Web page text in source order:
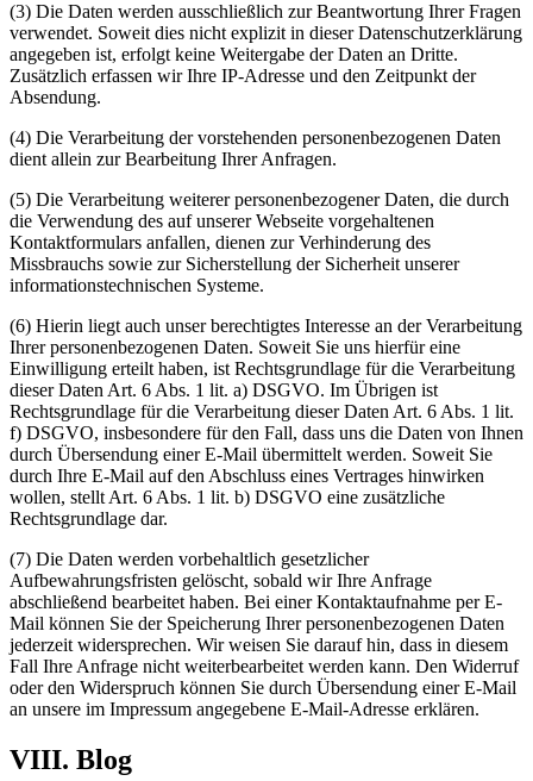
(3) Die Daten werden ausschließlich zur Beantwortung Ihrer Fragen
verwendet. Soweit dies nicht explizit in dieser Datenschutzerklärung
angegeben ist, erfolgt keine Weitergabe der Daten an Dritte.
Zusätzlich erfassen wir Ihre IP-Adresse und den Zeitpunkt der
Absendung.
(4) Die Verarbeitung der vorstehenden personenbezogenen Daten
dient allein zur Bearbeitung Ihrer Anfragen.
(5) Die Verarbeitung weiterer personenbezogener Daten, die durch
die Verwendung des auf unserer Webseite vorgehaltenen
Kontaktformulars anfallen, dienen zur Verhinderung des
Missbrauchs sowie zur Sicherstellung der Sicherheit unserer
informationstechnischen Systeme.
(6) Hierin liegt auch unser berechtigtes Interesse an der Verarbeitung
Ihrer personenbezogenen Daten. Soweit Sie uns hierfür eine
Einwilligung erteilt haben, ist Rechtsgrundlage für die Verarbeitung
dieser Daten Art. 6 Abs. 1 lit. a) DSGVO. Im Übrigen ist
Rechtsgrundlage für die Verarbeitung dieser Daten Art. 6 Abs. 1 lit.
f) DSGVO, insbesondere für den Fall, dass uns die Daten von Ihnen
durch Übersendung einer E-Mail übermittelt werden. Soweit Sie
durch Ihre E-Mail auf den Abschluss eines Vertrages hinwirken
wollen, stellt Art. 6 Abs. 1 lit. b) DSGVO eine zusätzliche
Rechtsgrundlage dar.
(7) Die Daten werden vorbehaltlich gesetzlicher
Aufbewahrungsfristen gelöscht, sobald wir Ihre Anfrage
abschließend bearbeitet haben. Bei einer Kontaktaufnahme per E-
Mail können Sie der Speicherung Ihrer personenbezogenen Daten
jederzeit widersprechen. Wir weisen Sie darauf hin, dass in diesem
Fall Ihre Anfrage nicht weiterbearbeitet werden kann. Den Widerruf
oder den Widerspruch können Sie durch Übersendung einer E-Mail
an unsere im Impressum angegebene E-Mail-Adresse erklären.
VIII. Blog